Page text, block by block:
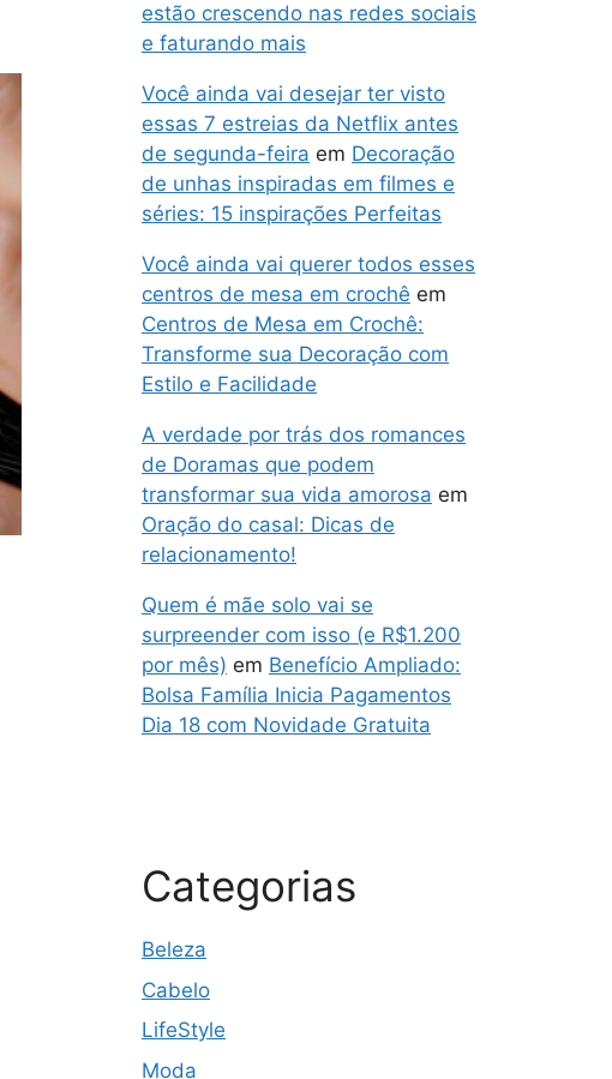
estão crescendo nas redes sociais
e faturando mais
Você ainda vai desejar ter visto
essas 7 estreias da Netflix antes
de segunda-feira em Decoração
de unhas inspiradas em filmes e
séries: 15 inspirações Perfeitas
Você ainda vai querer todos esses
centros de mesa em crochê em
Centros de Mesa em Crochê:
Transforme sua Decoração com
Estilo e Facilidade
A verdade por trás dos romances
de Doramas que podem
transformar sua vida amorosa em
Oração do casal: Dicas de
relacionamento!
Quem é mãe solo vai se
surpreender com isso (e R$1.200
por mês) em Benefício Ampliado:
Bolsa Família Inicia Pagamentos
Dia 18 com Novidade Gratuita
Categorias
Beleza
Cabelo
LifeStyle
Moda